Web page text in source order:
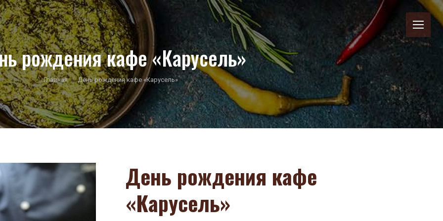
рождения кафе «Карусель»
You are here:
Главная День рождения кафе «Карусель»
День рождения кафе
«Карусель»